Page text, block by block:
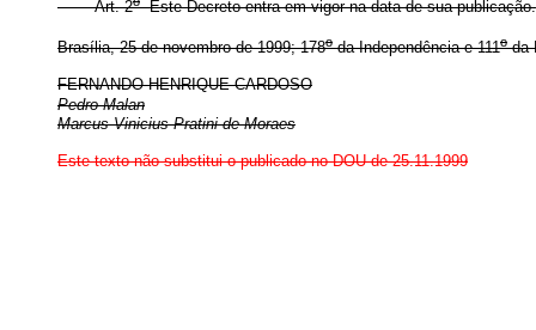
Art. 2 Este Decreto entra em vigor na data de sua publicação.
Brasília, 25 de novembro de 1999; 178oda Independência e 111oda
FERNANDO HENRIQUE CARDOSO
Pedro Malan
Marcus Vinicius Pratini de Moraes
Este texto não substitui o publicado no DOU de 25.11.1999